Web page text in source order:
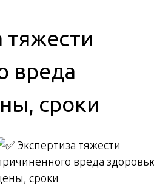
тяжести
вреда
сроки